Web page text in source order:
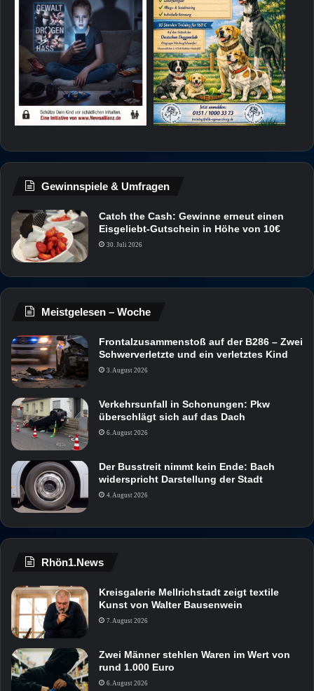
Gewinnspiele & Umfragen
Catch the Cash: Gewinne erneut einen
Eisgeliebt-Gutschein in Höhe von 10€
30. Juli 2026
Meistgelesen – Woche
Frontalzusammenstoß auf der B286 – Zwei
Schwerverletzte und ein verletztes Kind
3. August 2026
Verkehrsunfall in Schonungen: Pkw
überschlägt sich auf das Dach
6. August 2026
Der Busstreit nimmt kein Ende: Bach
widerspricht Darstellung der Stadt
4. August 2026
Rhön1.News
Kreisgalerie Mellrichstadt zeigt textile
Kunst von Walter Bausenwein
7. August 2026
Zwei Männer stehlen Waren im Wert von
rund 1.000 Euro
6. August 2026